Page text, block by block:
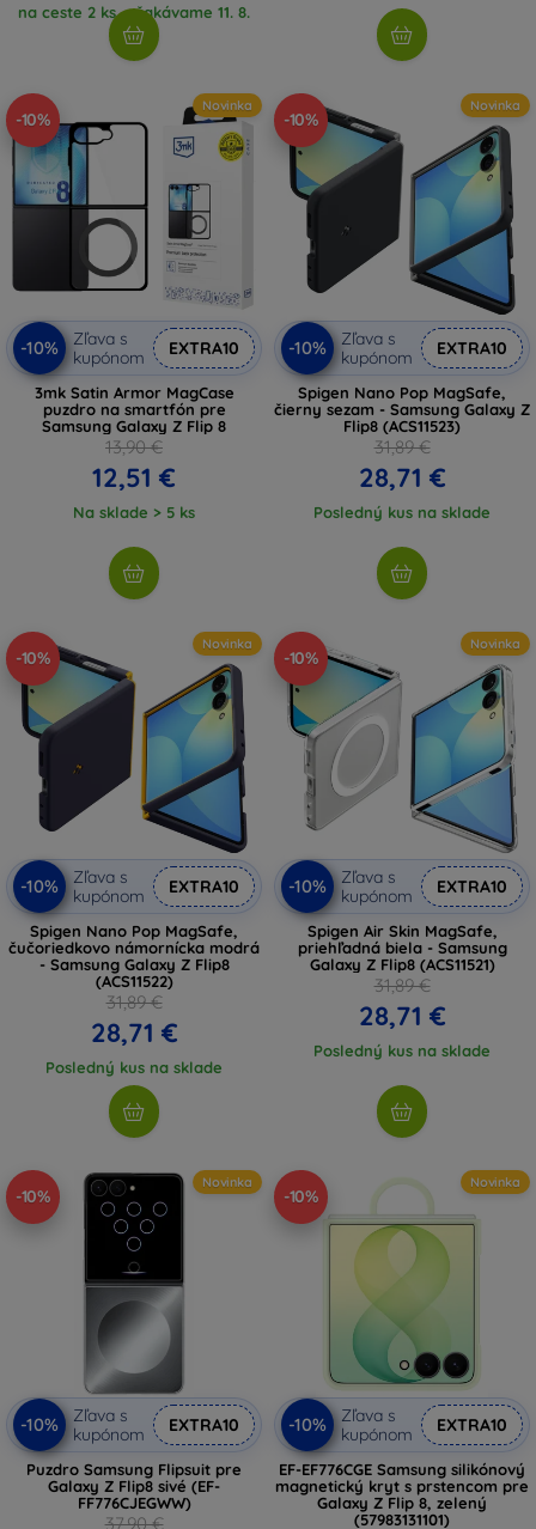
na ceste 2 ks, očakávame 11. 8.
2026
-10%
Novinka
-10%
Zľava s
kupónom
EXTRA10
3mk Satin Armor MagCase
puzdro na smartfón pre
Samsung Galaxy Z Flip 8
13,90 €
12,51 €
Na sklade > 5 ks
-10%
Novinka
-10%
Zľava s
kupónom
EXTRA10
Spigen Nano Pop MagSafe,
čierny sezam - Samsung Galaxy Z
Flip8 (ACS11523)
31,89 €
28,71 €
Posledný kus na sklade
-10%
Novinka
-10%
Zľava s
kupónom
EXTRA10
Spigen Nano Pop MagSafe,
čučoriedkovo námornícka modrá
- Samsung Galaxy Z Flip8
(ACS11522)
31,89 €
28,71 €
Posledný kus na sklade
-10%
Novinka
-10%
Zľava s
kupónom
EXTRA10
Spigen Air Skin MagSafe,
priehľadná biela - Samsung
Galaxy Z Flip8 (ACS11521)
31,89 €
28,71 €
Posledný kus na sklade
-10%
Novinka
-10%
Zľava s
kupónom
EXTRA10
Puzdro Samsung Flipsuit pre
Galaxy Z Flip8 sivé (EF-
FF776CJEGWW)
37,90 €
-10%
Novinka
-10%
Zľava s
kupónom
EXTRA10
EF-EF776CGE Samsung silikónový
magnetický kryt s prstencom pre
Galaxy Z Flip 8, zelený
(57983131101)